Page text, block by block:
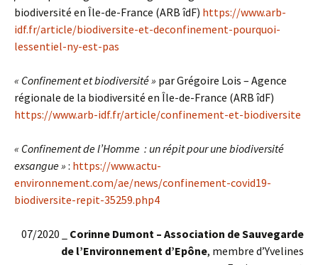
biodiversité en Île-de-France (ARB îdF) https://www.arb-
idf.fr/article/biodiversite-et-deconfinement-pourquoi-
lessentiel-ny-est-pas
« Confinement et biodiversité » par Grégoire Lois – Agence
régionale de la biodiversité en Île-de-France (ARB îdF)
https://www.arb-idf.fr/article/confinement-et-biodiversite
« Confinement de l’Homme : un répit pour une biodiversité
exsangue » : https://www.actu-
environnement.com/ae/news/confinement-covid19-
biodiversite-repit-35259.php4
07/2020 _ Corinne Dumont – Association de Sauvegarde
de l’Environnement d’Epône, membre d’Yvelines